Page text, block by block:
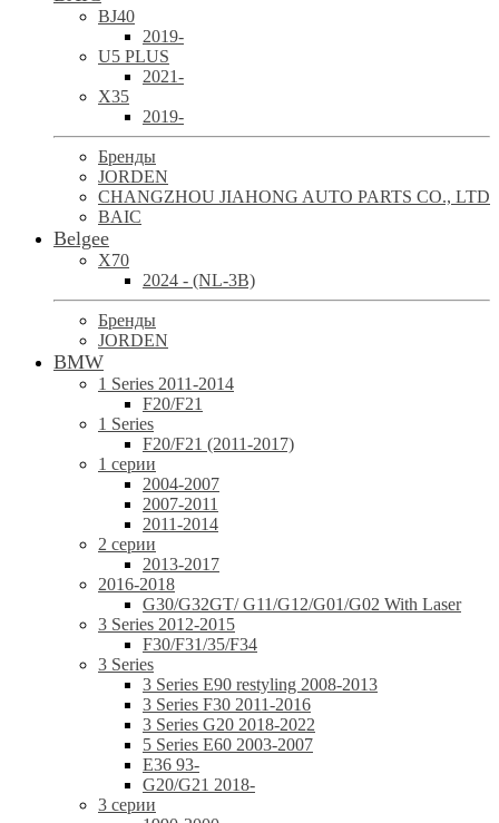
BJ40
2019-
U5 PLUS
2021-
X35
2019-
Бренды
JORDEN
CHANGZHOU JIAHONG AUTO PARTS CO., LTD
BAIC
Belgee
X70
2024 - (NL-3B)
Бренды
JORDEN
BMW
1 Series 2011-2014
F20/F21
1 Series
F20/F21 (2011-2017)
1 серии
2004-2007
2007-2011
2011-2014
2 серии
2013-2017
2016-2018
G30/G32GT/ G11/G12/G01/G02 With Laser
3 Series 2012-2015
F30/F31/35/F34
3 Series
3 Series E90 restyling 2008-2013
3 Series F30 2011-2016
3 Series G20 2018-2022
5 Series E60 2003-2007
E36 93-
G20/G21 2018-
3 серии